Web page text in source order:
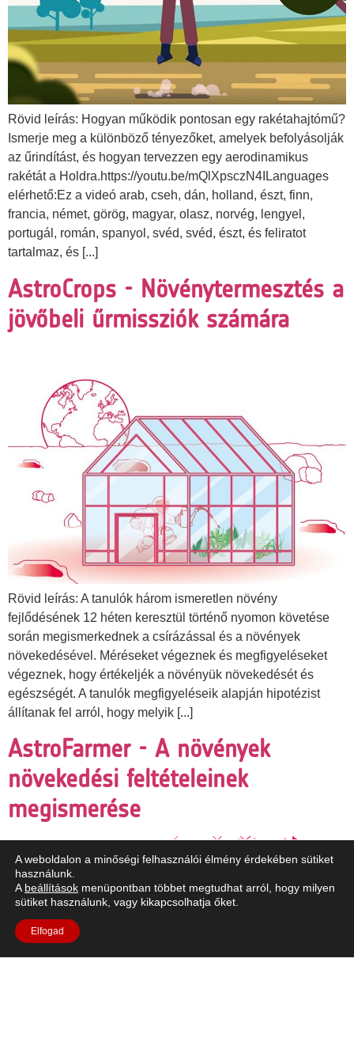
Rövid leírás: Hogyan működik pontosan egy rakétahajtómű?
Ismerje meg a különböző tényezőket, amelyek befolyásolják
az űrindítást, és hogyan tervezzen egy aerodinamikus
rakétát a Holdra.https://youtu.be/mQlXpsczN4ILanguages
elérhető:Ez a videó arab, cseh, dán, holland, észt, finn,
francia, német, görög, magyar, olasz, norvég, lengyel,
portugál, román, spanyol, svéd, svéd, észt, és feliratot
tartalmaz, és [...]
AstroCrops - Növénytermesztés a
jövőbeli űrmissziók számára
Rövid leírás: A tanulók három ismeretlen növény
fejlődésének 12 héten keresztül történő nyomon követése
során megismerkednek a csírázással és a növények
növekedésével. Méréseket végeznek és megfigyeléseket
végeznek, hogy értékeljék a növényük növekedését és
egészségét. A tanulók megfigyeléseik alapján hipotézist
állítanak fel arról, hogy melyik [...]
AstroFarmer - A növények
növekedési feltételeinek
megismerése
A weboldalon a minőségi felhasználói élmény érdekében sütiket
használunk.
A beállítások menüpontban többet megtudhat arról, hogy milyen
sütiket használunk, vagy kikapcsolhatja őket.
Elfogad